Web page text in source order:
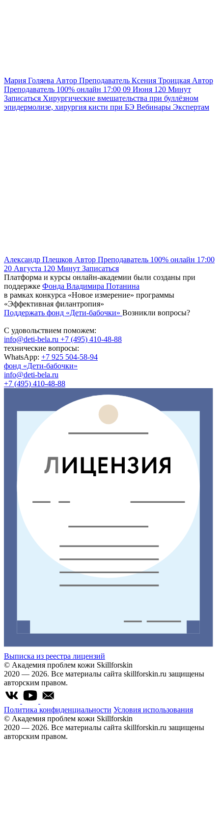
Мария Голяева Автор Преподаватель Ксения Троицкая Автор
Преподаватель 100% онлайн 17:00 09 Июня 120 Минут
Записаться Хирургические вмешательства при буллёзном
эпидермолизе, хирургия кисти при БЭ Вебинары Экспертам
Александр Плешков Автор Преподаватель 100% онлайн 17:00
20 Августа 120 Минут Записаться
Платформа и курсы онлайн-академии были созданы при
поддержке Фонда Владимира Потанина
в рамках конкурса «Новое измерение» программы
«Эффективная филантропия»
Поддержать фонд «Дети-бабочки» Возникли вопросы?
С удовольствием поможем:
info@deti-bela.ru +7 (495) 410-48-88
технические вопросы:
WhatsApp: +7 925 504-58-94
фонд «Дети-бабочки»
info@deti-bela.ru
+7 (495) 410-48-88
Выписка из реестра лицензий
© Академия проблем кожи Skillforskin
2020 — 2026. Все материалы сайта skillforskin.ru защищены
авторским правом.
Политика конфиденциальности Условия использования
© Академия проблем кожи Skillforskin
2020 — 2026. Все материалы сайта skillforskin.ru защищены
авторским правом.